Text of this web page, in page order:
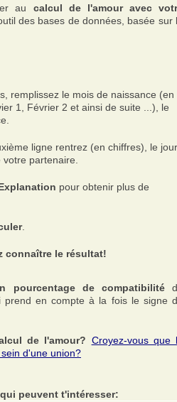
au calcul de l'amour avec
des bases de données, basée sur
remplissez le mois de naissance (en
1, Février 2 et ainsi de suite ...), le
ligne rentrez (en chiffres), le jour
partenaire.
pour obtenir plus de
.
connaître le résultat!
pourcentage de compatibilité
prend en compte à la fois le signe
de l'amour? Croyez-vous que
d'une union?
peuvent t'intéresser: